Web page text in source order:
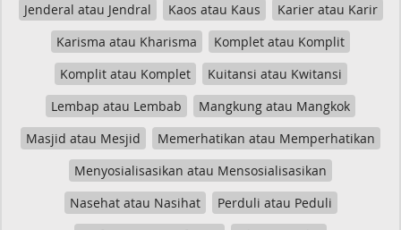
Jenderal atau Jendral
Kaos atau Kaus
Karier atau Karir
Karisma atau Kharisma
Komplet atau Komplit
Komplit atau Komplet
Kuitansi atau Kwitansi
Lembap atau Lembab
Mangkung atau Mangkok
Masjid atau Mesjid
Memerhatikan atau Memperhatikan
Menyosialisasikan atau Mensosialisasikan
Nasehat atau Nasihat
Perduli atau Peduli